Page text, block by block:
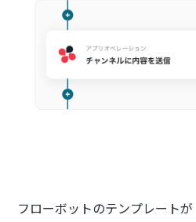
フローボットのテンプレートが